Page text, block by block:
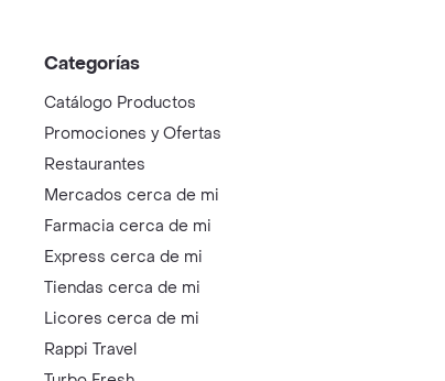
Categorías
Catálogo Productos
Promociones y Ofertas
Restaurantes
Mercados cerca de mi
Farmacia cerca de mi
Express cerca de mi
Tiendas cerca de mi
Licores cerca de mi
Rappi Travel